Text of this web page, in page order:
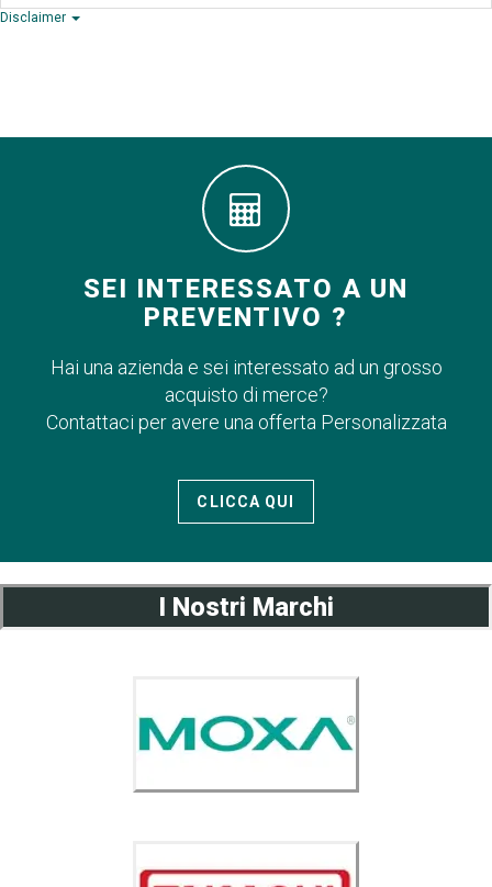
Disclaimer
SEI INTERESSATO A UN
PREVENTIVO ?
Hai una azienda e sei interessato ad un grosso
acquisto di merce?
Contattaci per avere una offerta Personalizzata
CLICCA QUI
I Nostri Marchi